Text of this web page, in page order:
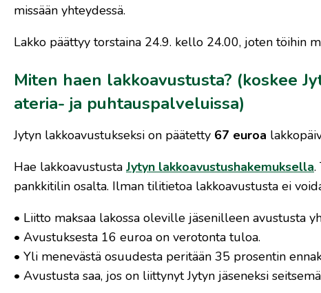
missään yhteydessä.
Lakko päättyy torstaina 24.9. kello 24.00, joten töihin
Miten haen lakkoavustusta? (koskee
ateria- ja puhtauspalveluissa)
Jytyn lakkoavustukseksi on päätetty 67 euroa
Hae lakkoavustusta Jytyn lakkoavustushakemuksella.
pankkitilin osalta. Ilman tilitietoa lakkoavustusta ei
• Liitto maksaa lakossa oleville jäsenilleen avustusta
• Avustuksesta 16 euroa on verotonta tuloa.
• Yli menevästä osuudesta peritään 35 prosentin
• Avustusta saa, jos on liittynyt Jytyn jäseneksi